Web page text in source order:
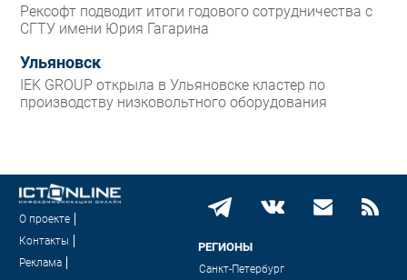
Рексофт подводит итоги годового сотрудничества с
СГТУ имени Юрия Гагарина
Ульяновск
IEK GROUP открыла в Ульяновске кластер по
производству низковольтного оборудования
О проекте
Контакты
Реклама
РЕГИОНЫ
Санкт-Петербург